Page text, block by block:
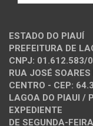
ESTADO DO PIAUÍ
PREFEITURA DE
CNPJ: 01.612.583/
RUA JOSÉ
CENTRO - CEP:
LAGOA DO PIAUI / PI
EXPEDIENTE
DE SEGUNDA-